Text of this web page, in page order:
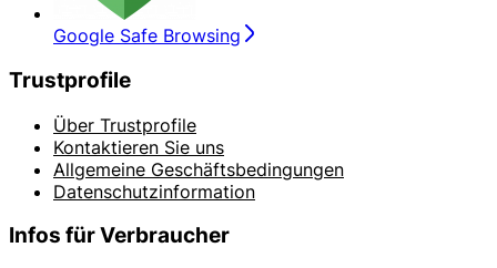
Google Safe Browsing
Trustprofile
Über Trustprofile
Kontaktieren Sie uns
Allgemeine Geschäftsbedingungen
Datenschutzinformation
Infos für Verbraucher